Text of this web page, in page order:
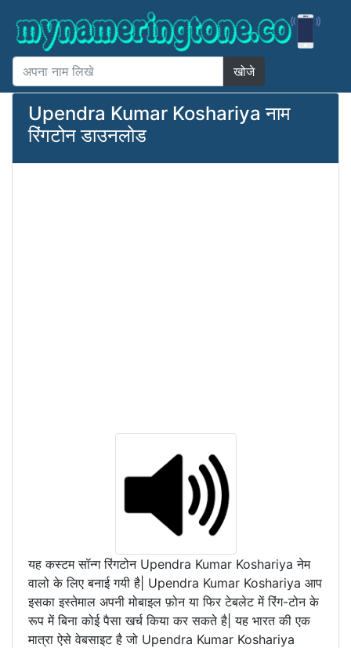
खोजे
Upendra Kumar Koshariya नाम
रिंगटोन डाउनलोड
यह कस्टम सॉन्ग रिंगटोन Upendra Kumar Koshariya नेम
वालो के लिए बनाई गयी है| Upendra Kumar Koshariya आप
इसका इस्तेमाल अपनी मोबाइल फ़ोन या फिर टेबलेट में रिंग-टोन के
रूप में बिना कोई पैसा खर्च किया कर सकते है| यह भारत की एक
मात्रा ऐसे वेबसाइट है जो Upendra Kumar Koshariya